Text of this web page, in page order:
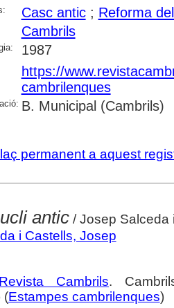
Casc antic; Reforma
Cambrils
1987
https://
cambrilenques
B. Municipal (Cambrils)
permanent a aquest
antic/ Josep Salceda
i Castells, Josep
Revista Cambrils.
(Estampes cambrilenques)